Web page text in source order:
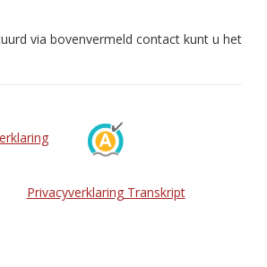
via bovenvermeld contact kunt u het
Privacyverklaring Transkript